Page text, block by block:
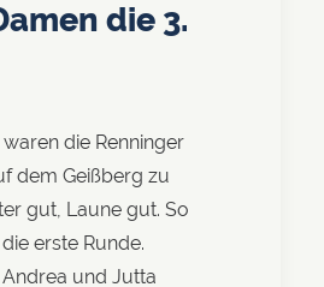
die 3.
die Renninger
dem Geißberg zu
gut, Laune gut. So
erste Runde.
und Jutta